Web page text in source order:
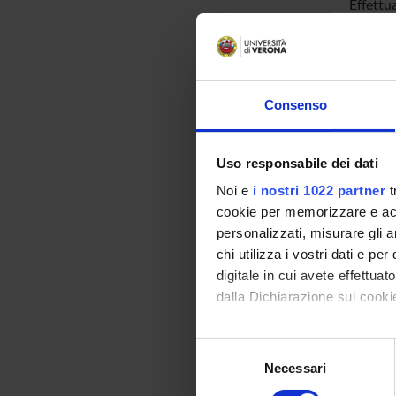
Consenso
Uso responsabile dei dati
Noi e i nostri 1022 partner
cookie per memorizzare e
personalizzati, misurare gli
chi utilizza i vostri dati e per
digitale in cui avete
dalla Dichiarazione sui
Con il tuo consenso,
raccogliere
Necessari